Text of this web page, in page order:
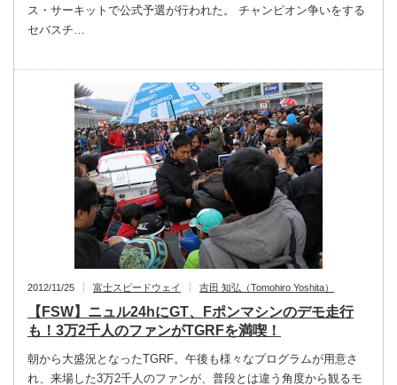
ス・サーキットで公式予選が行われた。 チャンピオン争いをする
セバスチ…
2012/11/25 富士スピードウェイ 吉田 知弘（Tomohiro Yoshita）
【FSW】ニュル24hにGT、Fポンマシンのデモ走行
も！3万2千人のファンがTGRFを満喫！
朝から大盛況となったTGRF。午後も様々なプログラムが用意さ
れ、来場した3万2千人のファンが、普段とは違う角度から観るモ